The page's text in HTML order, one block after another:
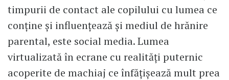
timpurii de contact ale copilului cu lumea ce
conține și influențează și mediul de hrănire
parental, este social media. Lumea
virtualizată în ecrane cu realități puternic
acoperite de machiaj ce înfățișează mult prea